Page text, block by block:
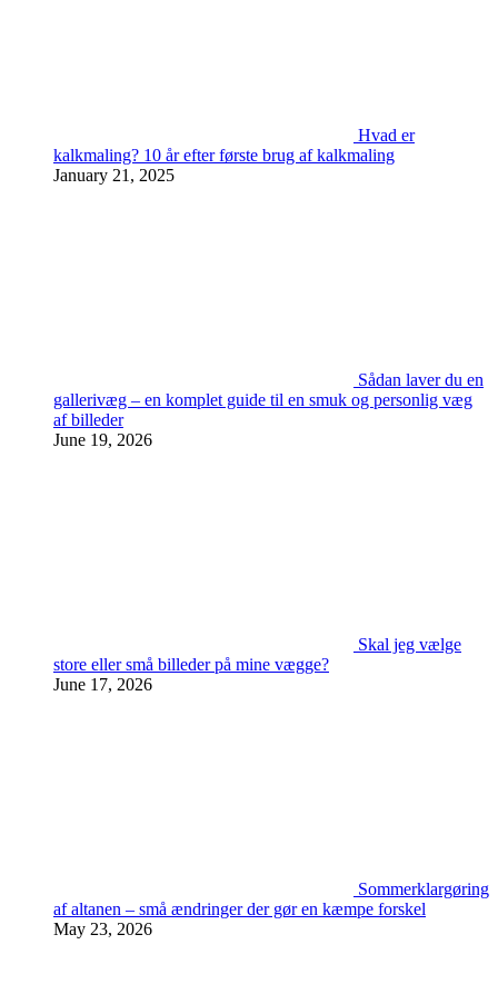
Hvad er
kalkmaling? 10 år efter første brug af kalkmaling
January 21, 2025
Sådan laver du en
gallerivæg – en komplet guide til en smuk og personlig væg
af billeder
June 19, 2026
Skal jeg vælge
store eller små billeder på mine vægge?
June 17, 2026
Sommerklargøring
af altanen – små ændringer der gør en kæmpe forskel
May 23, 2026